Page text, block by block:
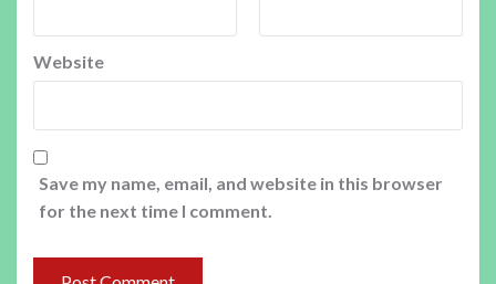
Website
Save my name, email, and website in this browser
for the next time I comment.